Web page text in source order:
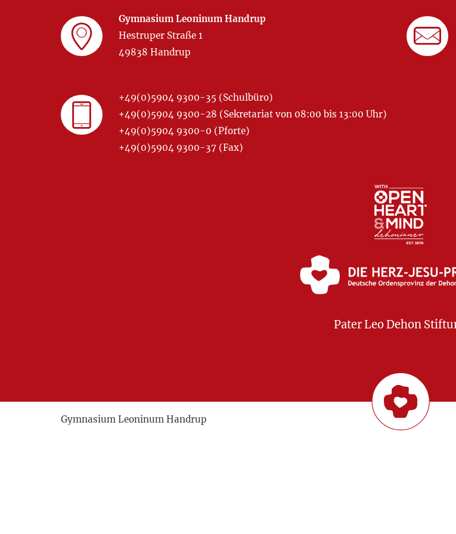
Gymnasium Leoninum Handrup
Hestruper Straße 1
49838 Handrup
+49(0)5904 9300-35 (Schulbüro)
+49(0)5904 9300-28 (Sekretariat von 08:00 bis 13:00 Uhr)
+49(0)5904 9300-0 (Pforte)
+49(0)5904 9300-37 (Fax)
Pater Leo Dehon
Gymnasium Leoninum Handrup